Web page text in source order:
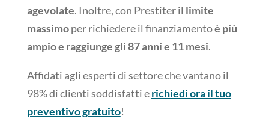
agevolate. Inoltre, con Prestiter il limite
massimoper richiedere il finanziamentoè più
ampio e raggiunge gli 87 anni e 11 mesi.
Affidati agli esperti di settore che vantano il
98% di clienti soddisfatti erichiedi ora il tuo
preventivo gratuito!